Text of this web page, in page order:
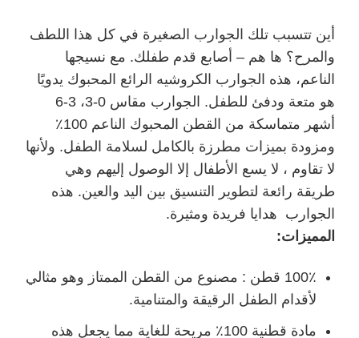
أين تتسبب تلك الجوارب الصغيرة في كل هذا اللطف
والمرح؟ ها هم – أصابع قدم طفلك. مع نسيجها
الناعم، هذه الجوارب الكروشيه الرائع المحبوك يدويًا
هو متعة ودفئ للطفل. الجوارب مقاس 0-3، 3-6
أشهر متماسكة من القطن المحبوك الناعم 100٪
ومزودة بميزات مطرزة بالكامل لسلامة الطفل. ولأنها
لا تقاوم ، لا يسع الأطفال إلا الوصول إليهم وهي
طريقة رائعة لتطوير التنسيق بين اليد والعين. هذه
الجوارب هدايا فريدة ومثيرة.
المميزات:
100٪ قطن : مصنوع من القطن الممتاز وهو مثالي
لأقدام الطفل الرقيقة والمتنامية.
مادة قطنية 100٪ مريحة للغاية مما يجعل هذه